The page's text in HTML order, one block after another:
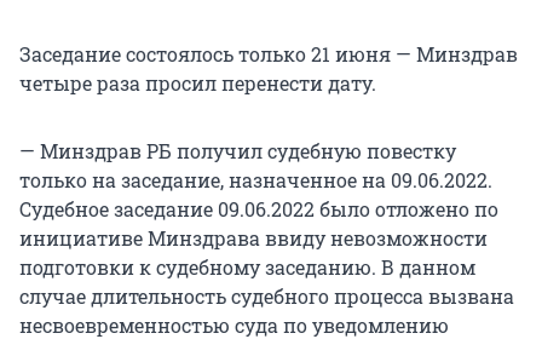
Заседание состоялось только 21 июня — Минздрав
четыре раза просил перенести дату.
— Минздрав РБ получил судебную повестку
только на заседание, назначенное на 09.06.2022.
Судебное заседание 09.06.2022 было отложено по
инициативе Минздрава ввиду невозможности
подготовки к судебному заседанию. В данном
случае длительность судебного процесса вызвана
несвоевременностью суда по уведомлению